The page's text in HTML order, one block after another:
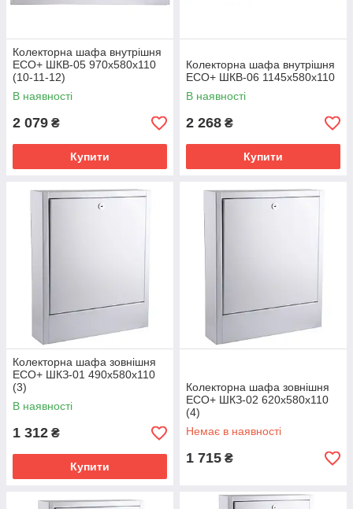
Колекторна шафа внутрішня
ЕСО+ ШКВ-05 970x580x110
(10-11-12)
В наявності
2 079 ₴
Купити
Колекторна шафа внутрішня
ЕСО+ ШКВ-06 1145x580x110
В наявності
2 268 ₴
Купити
Колекторна шафа зовнішня
ЕСО+ ШКЗ-01 490x580x110
(3)
В наявності
1 312 ₴
Купити
Колекторна шафа зовнішня
ЕСО+ ШКЗ-02 620x580x110
(4)
Немає в наявності
1 715 ₴